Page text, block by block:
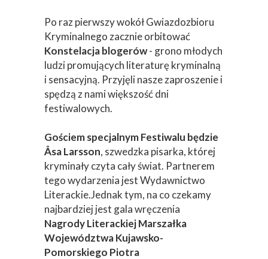
Po raz pierwszy wokół Gwiazdozbioru
Kryminalnego zacznie orbitować
Konstelacja blogerów- grono młodych
ludzi promujących literaturę kryminalną
i sensacyjną. Przyjęli nasze zaproszenie i
spędzą z nami większość dni
festiwalowych.
Gościem specjalnym Festiwalu będzie
Åsa Larsson, szwedzka pisarka, której
kryminały czyta cały świat. Partnerem
tego wydarzenia jest Wydawnictwo
Literackie.Jednak tym, na co czekamy
najbardziej jest gala wręczenia
Nagrody Literackiej Marszałka
Województwa Kujawsko-
Pomorskiego Piotra